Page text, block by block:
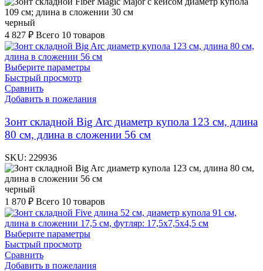
черный
4 827 ₽ Всего 10 товаров
Выберите параметры
Быстрый просмотр
Сравнить
Добавить в пожелания
Зонт складной Big Arc диаметр купола 123 см, длина
80 см, длина в сложении 56 см
SKU: 229936
черный
1 870 ₽ Всего 10 товаров
Выберите параметры
Быстрый просмотр
Сравнить
Добавить в пожелания